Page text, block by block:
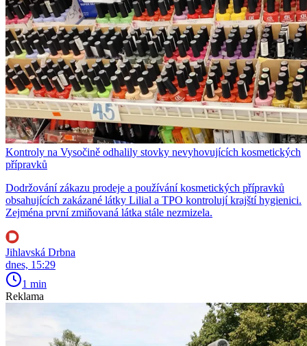
Kontroly na Vysočině odhalily stovky nevyhovujících kosmetických
přípravků
Dodržování zákazu prodeje a používání kosmetických přípravků
obsahujících zakázané látky Lilial a TPO kontrolují krajští hygienici.
Zejména první zmiňovaná látka stále nezmizela.
Jihlavská Drbna
dnes, 15:29
1 min
Reklama